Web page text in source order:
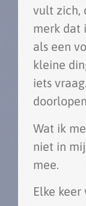
vult zich,
merk dat
als een
kleine
iets
Wat ik
niet in
mee.
Elke keer